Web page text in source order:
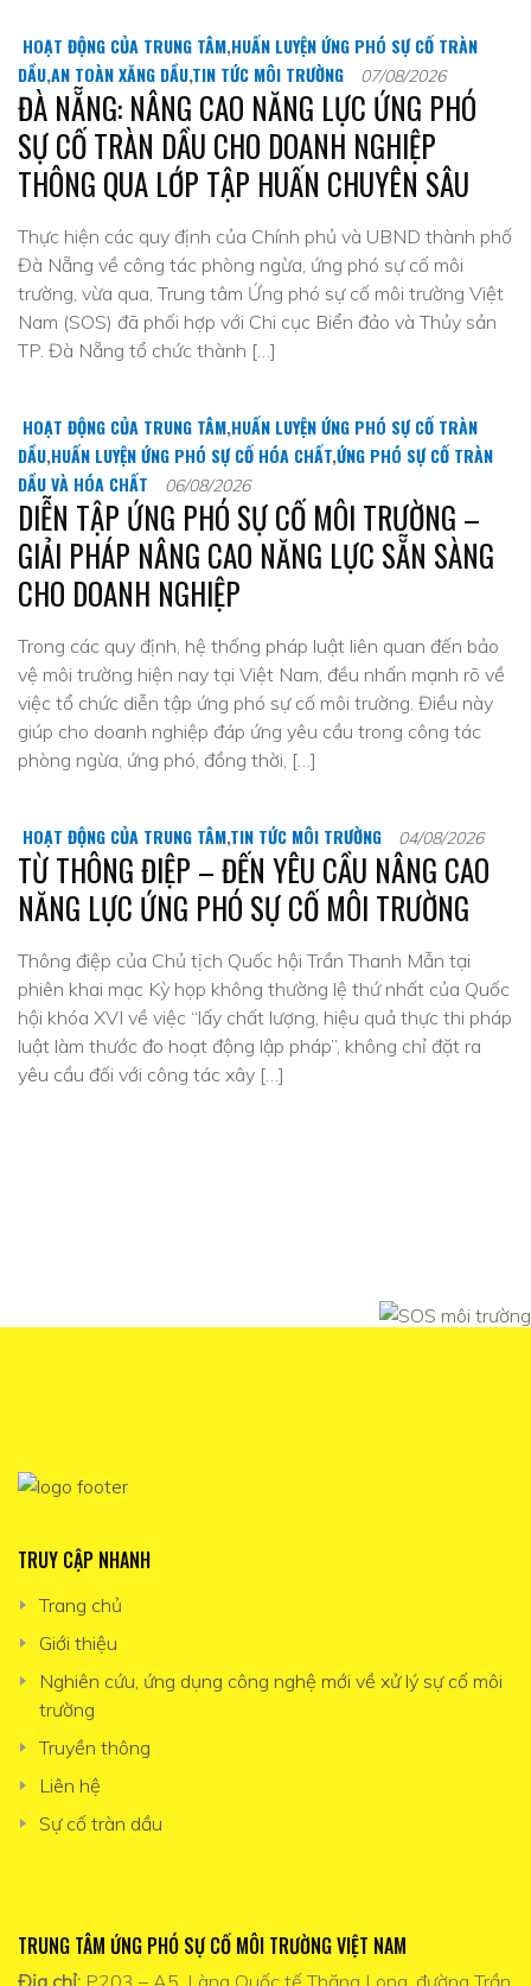
HOẠT ĐỘNG CỦA TRUNG TÂM,HUẤN LUYỆN ỨNG PHÓ SỰ CỐ TRÀN
DẦU,AN TOÀN XĂNG DẦU,TIN TỨC MÔI TRƯỜNG 07/08/2026
ĐÀ NẴNG: NÂNG CAO NĂNG LỰC ỨNG PHÓ
SỰ CỐ TRÀN DẦU CHO DOANH NGHIỆP
THÔNG QUA LỚP TẬP HUẤN CHUYÊN SÂU
Thực hiện các quy định của Chính phủ và UBND thành phố
Đà Nẵng về công tác phòng ngừa, ứng phó sự cố môi
trường, vừa qua, Trung tâm Ứng phó sự cố môi trường Việt
Nam (SOS) đã phối hợp với Chi cục Biển đảo và Thủy sản
TP. Đà Nẵng tổ chức thành […]
HOẠT ĐỘNG CỦA TRUNG TÂM,HUẤN LUYỆN ỨNG PHÓ SỰ CỐ TRÀN
DẦU,HUẤN LUYỆN ỨNG PHÓ SỰ CỐ HÓA CHẤT,ỨNG PHÓ SỰ CỐ TRÀN
DẦU VÀ HÓA CHẤT
06/08/2026
DIỄN TẬP ỨNG PHÓ SỰ CỐ MÔI TRƯỜNG –
GIẢI PHÁP NÂNG CAO NĂNG LỰC SẴN SÀNG
CHO DOANH NGHIỆP
Trong các quy định, hệ thống pháp luật liên quan đến bảo
vệ môi trường hiện nay tại Việt Nam, đều nhấn mạnh rõ về
việc tổ chức diễn tập ứng phó sự cố môi trường. Điều này
giúp cho doanh nghiệp đáp ứng yêu cầu trong công tác
phòng ngừa, ứng phó, đồng thời, […]
HOẠT ĐỘNG CỦA TRUNG TÂM,TIN TỨC MÔI TRƯỜNG 04/08/2026
TỪ THÔNG ĐIỆP – ĐẾN YÊU CẦU NÂNG CAO
NĂNG LỰC ỨNG PHÓ SỰ CỐ MÔI TRƯỜNG
Thông điệp của Chủ tịch Quốc hội Trần Thanh Mẫn tại
phiên khai mạc Kỳ họp không thường lệ thứ nhất của Quốc
hội khóa XVI về việc “lấy chất lượng, hiệu quả thực thi pháp
luật làm thước đo hoạt động lập pháp”, không chỉ đặt ra
yêu cầu đối với công tác xây […]
TRUY CẬP NHANH
Trang chủ
Giới thiệu
Nghiên cứu, ứng dụng công nghệ mới về xử lý sự cố môi
trường
Truyền thông
Liên hệ
Sự cố tràn dầu
TRUNG TÂM ỨNG PHÓ SỰ CỐ MÔI TRƯỜNG VIỆT NAM
Địa chỉ: P203 – A5, Làng Quốc tế Thăng Long, đường Trần